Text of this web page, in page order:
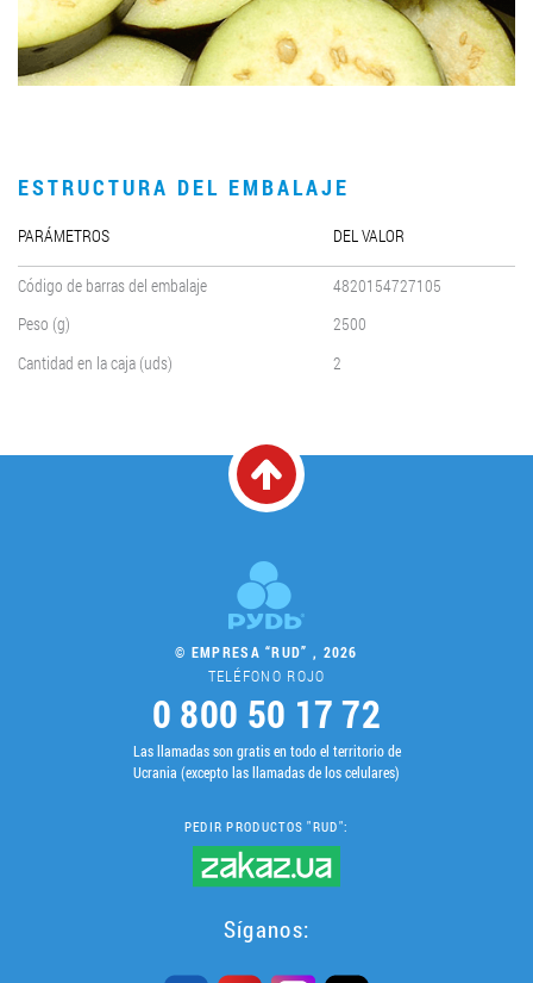
0412 48 28 17
0412 42 29 23
ESTRUCTURA DEL EMBALAJE
PARÁMETROS DEL VALOR
Código de barras del embalaje
4820154727105
Peso (g)
2500
Cantidad en la caja (uds)
2
© EMPRESA “RUD” , 2026
TELÉFONO ROJO
0 800 50 17 72
Las llamadas son gratis en todo el territorio de
Ucrania (excepto las llamadas de los celulares)
PEDIR PRODUCTOS "RUD":
Síganos: